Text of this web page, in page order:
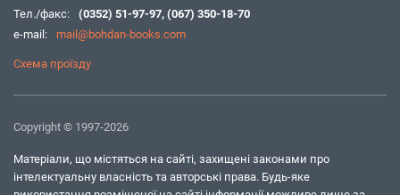
Тел./факс:
(0352) 51-97-97, (067) 350-18-70
e-mail:
mail@bohdan-books.com
Схема проїзду
Copyright © 1997-2026
Матеріали, що містяться на сайті, захищені законами про
інтелектуальну власність та авторські права. Будь-яке